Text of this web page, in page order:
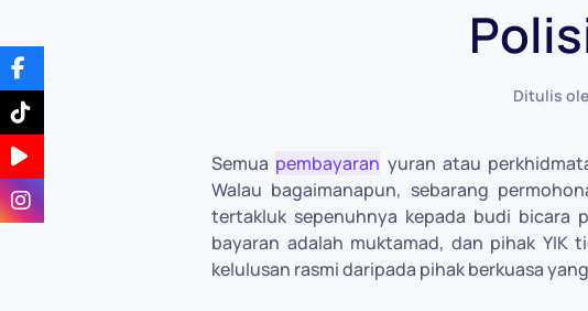
Ditulis
Semua pembayaran yuran atau
Walau bagaimanapun, sebarang
tertakluk sepenuhnya kepada budi bicara
bayaran adalah muktamad, dan pihak YIK
kelulusan rasmi daripada pihak berkuasa